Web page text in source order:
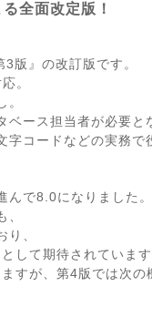
全面改定版！
』の改訂版です。
。
。
ース担当者が必要と
コードなどの実務で
で8.0になりました。
、
、
して期待されています
すが、第4版では次の